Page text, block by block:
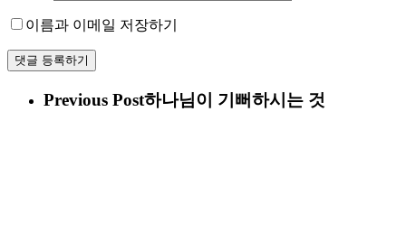
이름과 이메일 저장하기
Previous Post하나님이 기뻐하시는 것